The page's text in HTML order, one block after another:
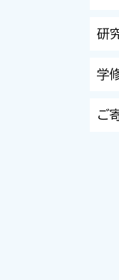
研
学
ご